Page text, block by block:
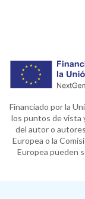
Financiado por la
los puntos de vista
del autor o
Europea o la
Europea pueden